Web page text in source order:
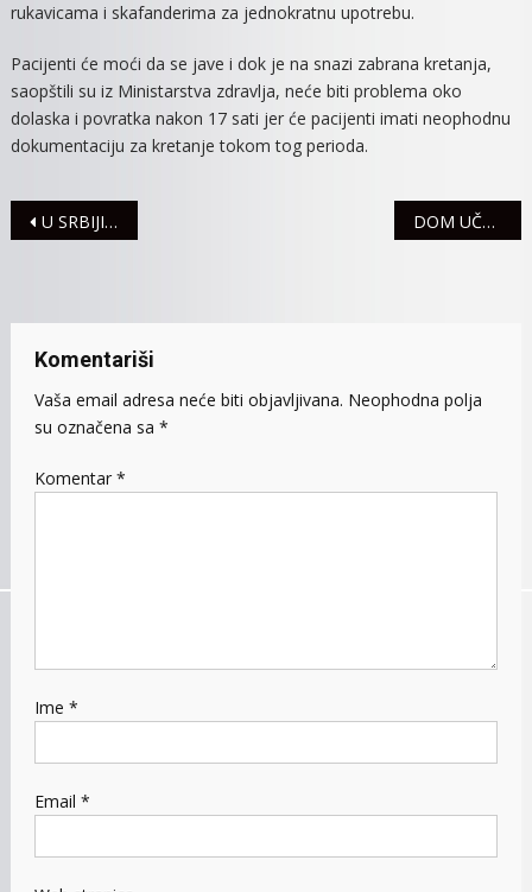
rukavicama i skafanderima za jednokratnu upotrebu.
Pacijenti će moći da se jave i dok je na snazi zabrana kretanja,
saopštili su iz Ministarstva zdravlja, neće biti problema oko
dolaska i povratka nakon 17 sati jer će pacijenti imati neophodnu
dokumentaciju za kretanje tokom tog perioda.
Navigacija
U SRBIJI RASTE BROJ OBOLELIH OD KORONA VIRUSA, POTVRĐEN 1.171 SLUČAJ COVID-19 DOM UČENIKA SPREMAN ZA PRIJEM LAKŠE OBOLELIH PACIJENATA
Komentariši
Vaša email adresa neće biti objavljivana. Neophodna polja
su označena sa *
Komentar *
Ime *
Email *